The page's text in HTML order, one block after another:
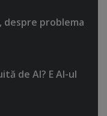
despre problema
de AI? E AI-ul